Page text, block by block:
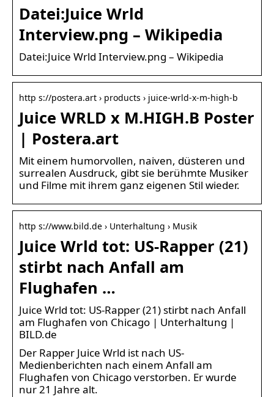
Datei:Juice Wrld
Interview.png – Wikipedia
Datei:Juice Wrld Interview.png – Wikipedia
http s://postera.art › products › juice-wrld-x-m-high-b
Juice WRLD x M.HIGH.B Poster
| Postera.art
Mit einem humorvollen, naiven, düsteren und
surrealen Ausdruck, gibt sie berühmte Musiker
und Filme mit ihrem ganz eigenen Stil wieder.
http s://www.bild.de › Unterhaltung › Musik
Juice Wrld tot: US-Rapper (21)
stirbt nach Anfall am
Flughafen …
Juice Wrld tot: US-Rapper (21) stirbt nach Anfall
am Flughafen von Chicago | Unterhaltung |
BILD.de
Der Rapper Juice Wrld ist nach US-
Medienberichten nach einem Anfall am
Flughafen von Chicago verstorben. Er wurde
nur 21 Jahre alt.